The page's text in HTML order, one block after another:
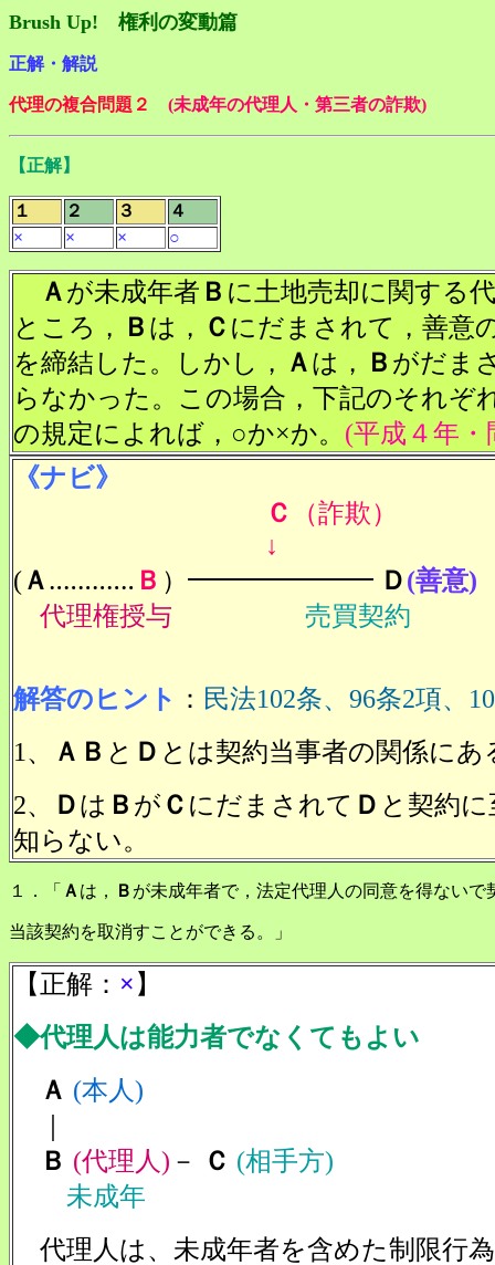
Brush Up! 権利の変動篇
正解・解説
代理の複合問題２ (未成年の代理人・第三者の詐欺)
【正解】
１ ２ ３
４
×
× × ○
Ａが未成年者 Ｂ に土地売却に関する
ところ，
Ｂ は， Ｃ にだまされて，善意
を締結した。しかし， Ａは， Ｂ がだま
らなかった。この場合，下記のそれぞ
の規定によれば，○か×か。 (平成４年・
《ナビ》
Ｃ
（詐欺）
↓
(Ａ‥‥‥‥‥‥ Ｂ ）━━━━━━━ Ｄ(善意)
代理権授与
売買契約
解答のヒント ： 民法102条、96条2項、
1、
ＡＢ と Ｄ とは契約当事者の関係にあ
2、
Ｄは Ｂ がＣ にだまされて Ｄ と契約
知らない。
１．「 Ａ は， Ｂ が未成年者で，法定代理人の同意を得ない
当該契約を取消すことができる。」
【正解： × 】
◆代理人は能力者でなくてもよい
Ａ (本人)
Ｂ (代理人) － Ｃ (相手方)
未成年
代理人は、未成年者を含めた制限行